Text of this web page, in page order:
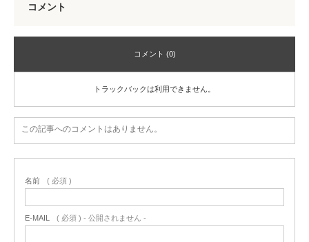
コメント
コメント (0)
トラックバックは利用できません。
この記事へのコメントはありません。
名前 ( 必須 )
E-MAIL ( 必須 ) - 公開されません -